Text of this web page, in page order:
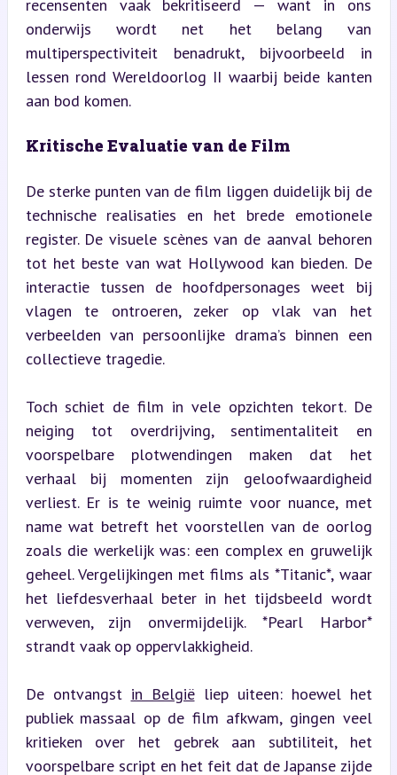
recensenten vaak bekritiseerd — want in ons
onderwijs wordt net het belang van
multiperspectiviteit benadrukt, bijvoorbeeld in
lessen rond Wereldoorlog II waarbij beide kanten
aan bod komen.
Kritische Evaluatie van de Film
De sterke punten van de film liggen duidelijk bij de
technische realisaties en het brede emotionele
register. De visuele scènes van de aanval behoren
tot het beste van wat Hollywood kan bieden. De
interactie tussen de hoofdpersonages weet bij
vlagen te ontroeren, zeker op vlak van het
verbeelden van persoonlijke drama’s binnen een
collectieve tragedie.
Toch schiet de film in vele opzichten tekort. De
neiging tot overdrijving, sentimentaliteit en
voorspelbare plotwendingen maken dat het
verhaal bij momenten zijn geloofwaardigheid
verliest. Er is te weinig ruimte voor nuance, met
name wat betreft het voorstellen van de oorlog
zoals die werkelijk was: een complex en gruwelijk
geheel. Vergelijkingen met films als *Titanic*, waar
het liefdesverhaal beter in het tijdsbeeld wordt
verweven, zijn onvermijdelijk. *Pearl Harbor*
strandt vaak op oppervlakkigheid.
De ontvangst in België liep uiteen: hoewel het
publiek massaal op de film afkwam, gingen veel
kritieken over het gebrek aan subtiliteit, het
voorspelbare script en het feit dat de Japanse zijde